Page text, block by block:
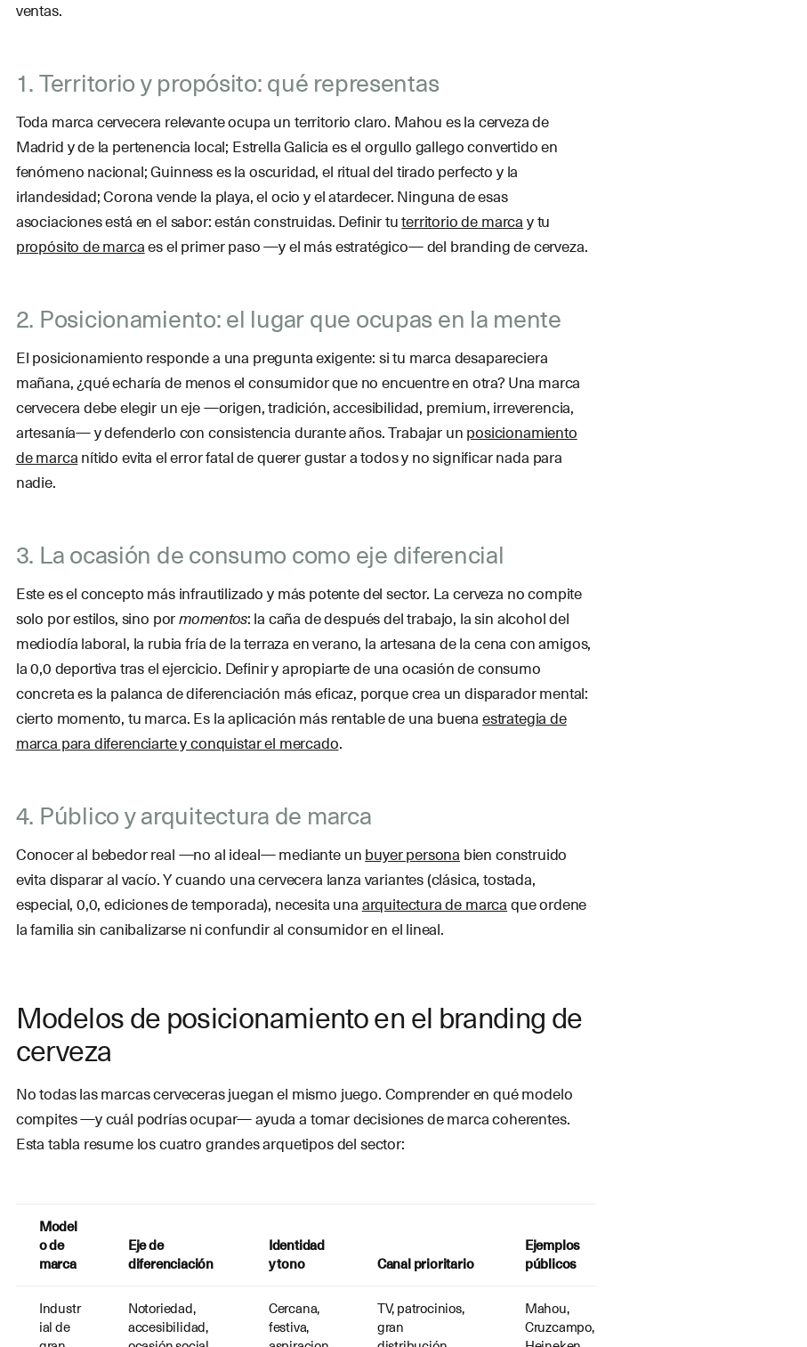
ventas.
1. Territorio y propósito: qué representas
Toda marca cervecera relevante ocupa un territorio claro. Mahou es la cerveza de
Madrid y de la pertenencia local; Estrella Galicia es el orgullo gallego convertido en
fenómeno nacional; Guinness es la oscuridad, el ritual del tirado perfecto y la
irlandesidad; Corona vende la playa, el ocio y el atardecer. Ninguna de esas
asociaciones está en el sabor: están construidas. Definir tuterritorio de marcay tu
propósito de marcaes el primer paso —y el más estratégico— del branding de cerveza.
2. Posicionamiento: el lugar que ocupas en la mente
El posicionamiento responde a una pregunta exigente: si tu marca desapareciera
mañana, ¿qué echaría de menos el consumidor que no encuentre en otra? Una marca
cervecera debe elegir un eje —origen, tradición, accesibilidad, premium, irreverencia,
artesanía— y defenderlo con consistencia durante años. Trabajar unposicionamiento
de marcanítido evita el error fatal de querer gustar a todos y no significar nada para
nadie.
3. La ocasión de consumo como eje diferencial
Este es el concepto más infrautilizado y más potente del sector. La cerveza no compite
solo por estilos, sino pormomentos: la caña de después del trabajo, la sin alcohol del
mediodía laboral, la rubia fría de la terraza en verano, la artesana de la cena con amigos,
la 0,0 deportiva tras el ejercicio. Definir y apropiarte de una ocasión de consumo
concreta es la palanca de diferenciación más eficaz, porque crea un disparador mental:
cierto momento, tu marca. Es la aplicación más rentable de una buenaestrategia de
marca para diferenciarte y conquistar el mercado.
4. Público y arquitectura de marca
Conocer al bebedor real —no al ideal— mediante unbuyer persona bien construido
evita disparar al vacío. Y cuando una cervecera lanza variantes (clásica, tostada,
especial, 0,0, ediciones de temporada), necesita unaarquitectura de marcaque ordene
la familia sin canibalizarse ni confundir al consumidor en el lineal.
Modelos de posicionamiento en el branding de
cerveza
No todas las marcas cerveceras juegan el mismo juego. Comprender en qué modelo
compites —y cuál podrías ocupar— ayuda a tomar decisiones de marca coherentes.
Esta tabla resume los cuatro grandes arquetipos del sector:
Model
o de
marca
Eje de
diferenciación
Identidad
y tono
Canal prioritario
Ejemplos
públicos
Industr
ialde
Notoriedad,
accesibilidad,
Cercana,
festiva,
TV, patrocinios,
gran
Mahou,
Cruzcampo,